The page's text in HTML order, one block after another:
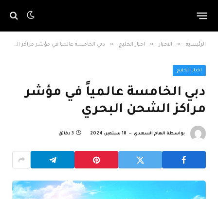
الرئيسية » الاخبار » اخبار الخليج » دبي الخامسة عالمياً في مؤشر مراكز الشحن البحري
اخبار الخليج
دبي الخامسة عالمياً في مؤشر
مراكز الشحن البحري
بواسطة الهام السعدي 18 سبتمبر، 2024 3 دقائق